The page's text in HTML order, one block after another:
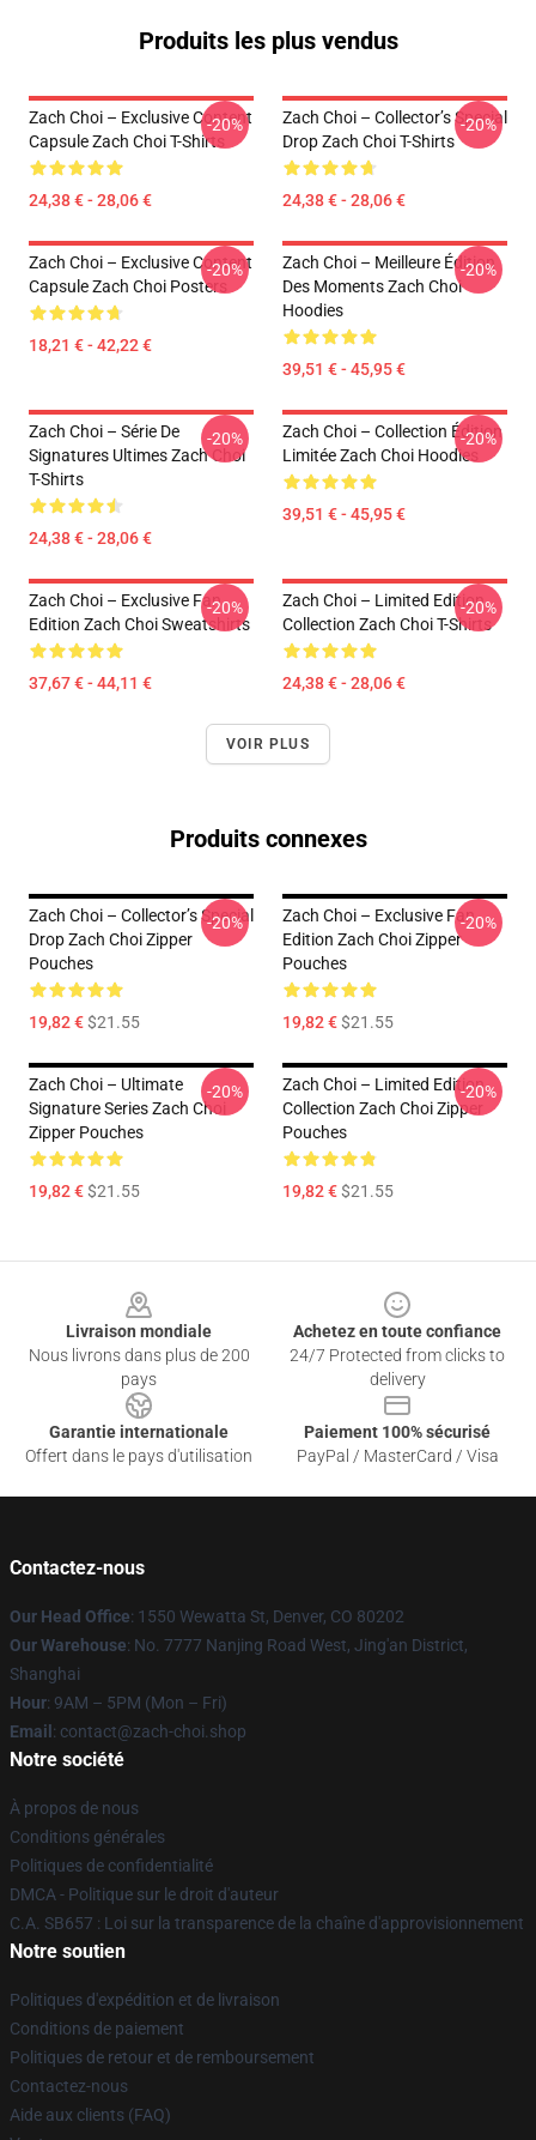
Produits les plus vendus
Zach Choi – Exclusive Content
Capsule Zach Choi T-Shirts
24,38 € - 28,06 €
-20%
Zach Choi – Collector’s Special
Drop Zach Choi T-Shirts
24,38 € - 28,06 €
-20%
Zach Choi – Exclusive Content
Capsule Zach Choi Posters
18,21 € - 42,22 €
-20%
Zach Choi – Meilleure Édition
Des Moments Zach Choi
Hoodies
39,51 € - 45,95 €
-20%
Zach Choi – Série De
Signatures Ultimes Zach Choi
T-Shirts
24,38 € - 28,06 €
-20%
Zach Choi – Collection Édition
Limitée Zach Choi Hoodies
39,51 € - 45,95 €
-20%
Zach Choi – Exclusive Fan
Edition Zach Choi Sweatshirts
37,67 € - 44,11 €
-20%
Zach Choi – Limited Edition
Collection Zach Choi T-Shirts
24,38 € - 28,06 €
-20%
VOIR PLUS
Produits connexes
Zach Choi – Collector’s Special
Drop Zach Choi Zipper
Pouches
19,82 €$21.55
-20%
Zach Choi – Exclusive Fan
Edition Zach Choi Zipper
Pouches
19,82 €$21.55
-20%
Zach Choi – Ultimate
Signature Series Zach Choi
Zipper Pouches
19,82 €$21.55
-20%
Zach Choi – Limited Edition
Collection Zach Choi Zipper
Pouches
19,82 €$21.55
-20%
Livraison mondiale
Nous livrons dans plus de 200
pays
Achetez en toute confiance
24/7 Protected from clicks to
delivery
Garantie internationale
Offert dans le pays d'utilisation
Paiement 100% sécurisé
PayPal / MasterCard / Visa
Contactez-nous
Our Head Office: 1550 Wewatta St, Denver, CO 80202
Our Warehouse: No. 7777 Nanjing Road West, Jing'an District,
Shanghai
Hour: 9AM – 5PM (Mon – Fri)
Email : contact@zach-choi.shop
Notre société
À propos de nous
Conditions générales
Politiques de confidentialité
DMCA - Politique sur le droit d'auteur
C.A. SB657 : Loi sur la transparence de la chaîne d'approvisionnement
Notre soutien
Politiques d'expédition et de livraison
Conditions de paiement
Politiques de retour et de remboursement
Contactez-nous
Aide aux clients (FAQ)